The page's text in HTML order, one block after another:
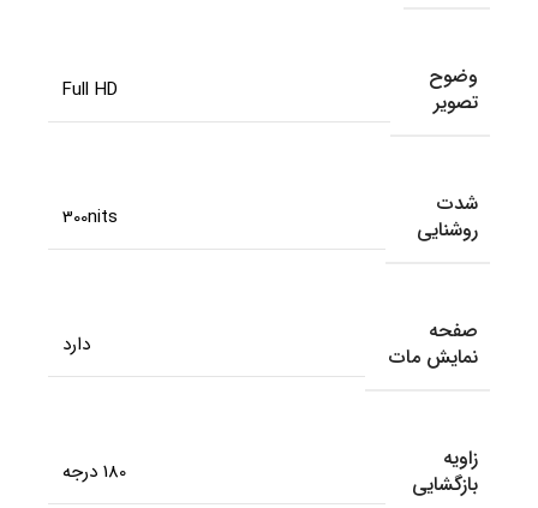
وضوح
تصویر
Full HD
شدت
روشنایی
300nits
صفحه
نمایش مات
دارد
زاویه
بازگشایی
180 درجه